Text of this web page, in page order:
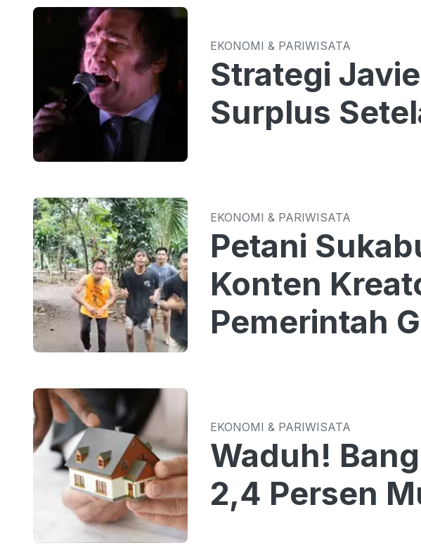
EKONOMI & PARIWISATA
Strategi
Surplus
EKONOMI & PARIWISATA
Petani
Konten
Pemerintah
EKONOMI & PARIWISATA
Waduh!
2,4 Persen